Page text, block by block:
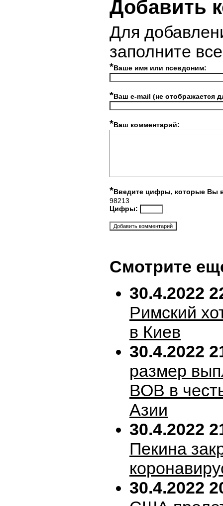
Добавить
Для
заполните
*Ваше имя или псевдоним:
*Ваш e-mail (не отображается
*Ваш комментарий:
*Введите цифры, которые Вы
98213
Цифры:
Смотрите
30.4.2022
Римский
в Киев
30.4.2022
размер
ВОВ в
Азии
30.4.2022
Пекина
30.4.2022